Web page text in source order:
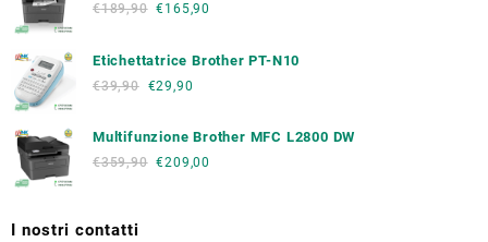
€189,90 €165,90
Etichettatrice Brother PT-N10
€39,90 €29,90
Multifunzione Brother MFC L2800 DW
€359,90 €209,00
I nostri contatti